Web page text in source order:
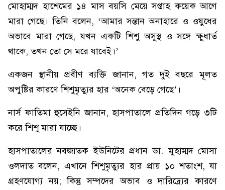
মোহাম্মদ হাশেমের ১৪ মাস বয়সি মেয়ে সপ্তাহ কয়েক আগে
মারা গেছে। তিনি বলেন, ‘আমার সন্তান অনাহারে ও ওষুধের
অভাবে মারা গেছে, যখন একটি শিশু অসুস্থ ও সঙ্গে ক্ষুধার্ত
থাকে, তখন তো সে মরে যাবেই।’
একজন স্থানীয় প্রবীণ ব্যক্তি জানান, গত দুই বছরে মূলত
অপুষ্টির কারণে শিশুমৃত্যুর হার ‘অনেক বেড়ে গেছে’।
নার্স ফাতিমা হুসেইনি জানান, হাসপাতালে প্রতিদিন গড়ে ৩টি
করে শিশু মারা যাচ্ছে।
হাসপাতালের নবজাতক ইউনিটের প্রধান ডা. মুহাম্মদ মোসা
ওলদাত বলেন, এখানে শিশুমৃত্যুর হার প্রায় ১০ শতাংশ, যা
গ্রহণযোগ্য নয়; কিন্তু সম্পদের অভাব ও দারিদ্র্যের কারণে